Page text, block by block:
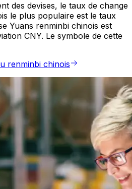
des devises, le taux de change
le plus populaire est le taux
Yuans renminbi chinois est
CNY. Le symbole de cette
renminbi chinois